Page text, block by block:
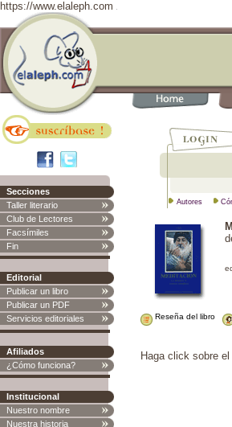
https://www.elaleph.com
Secciones
Taller literario
Club de Lectores
Facsímiles
Fin
Editorial
Publicar un libro
Publicar un PDF
Servicios editoriales
Afiliados
¿Cómo funciona?
Institucional
Nuestro nombre
Nuestra historia
Autores
Reseña del libro
Haga click sobre